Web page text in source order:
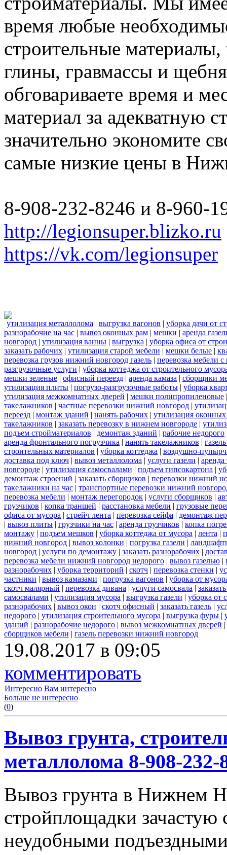
время любые
строительные материалы,
глины, гравмассы и
обговариваете время и
материал за адекватную
значительно экономите
самые низкие цены в
8-908-232-8246 и 8-960-
http://legionsuper.blizko.ru
https://vk.com/legionsuper
утилизация металлолома | выгрузка вагонов | уборка дачи от
разнорабочие на час | вывоз оконных рам | мешки | аренда
новгород | утилизация ванны | выгрузка | уборка офиса от
заказать рабочих | утилизация старой мебели | мешки белые |
перевозка грузов нижний новгород газель | перевозка мебели
разгрузочные услуги | уборка коттеджа от строительного
мешки зеленые | офисный переезд | аренда камаза | сборщики
утилизация плиты | погрузо-разгрузочные работы | уборка
утилизация межкомнатных дверей | мешки полипропиленовые
такелажников | частные перевозки нижний новгород |
переезд | монтаж зданий | нанять рабочих | утилизация
такелажников | заказать перевозку в нижнем новгороде |
подъем стройматериалов | демонтаж зданий | рабочие недорого
аренда фронтального погрузчика | нанять такелажников |
строительных материалов | уборка коттеджа | воздушно-
доставка под ключ | вывоз металлолома | услуги газели | аренда
новгороде | утилизация самосвалами | подъем гипсокартона |
демонтаж строений | заказать сборщиков | перевозки нижний
такелажники на час | транспортные перевозки нижний
перевозка мебели | монтаж перегородок | услуги сборщиков |
грузчиков | копка траншей | расстановка мебели | грузовые
офиса от мусора | стрейч лента | перевозка сейфа | демонтаж
| вывоз плиты | грузчики на час | аренда грузчиков | копка
монтажу | подъем мешков | уборка коттеджа от мусора | лента |
нижний новгород | вывоз колонки | погрузка газели |
новгород | услуги по демонтажу | заказать разнорабочих |
перевозка мебели нижний новгород недорого | вывоз газелью |
разнорабочих | уборка территорий | скотч | перевозка стенки |
частники | вывоз камазами | погрузка вагонов | уборка от
скотч малярный | перевозка дивана | услуги самосвала |
самосвалами | утилизация мусора | выгрузка газели | уборка от
разнорабочих | вывоз окон | скотч офисный | заказать газель |
недорого | утилизация строительного мусора | выгрузка фуры |
зданий | разнорабочие недорого | вывоз межкомнатных дверей |
сборщиков мебели | газель перевозки нижний новгород
19.08.2017 в 09:05
комментировать
Интересно Вам интересно
Больше не интересно
(0)
Вывоз грунта,
металлолома 8-908-232-
Вывоз грунта в Нижнем
стройплощадки зачастую
неудобными